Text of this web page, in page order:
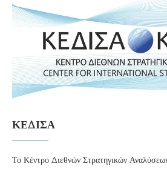
ΚΕΔΙΣΑ
Το Κέντρο Διεθνών Στρατηγικών Αναλύσεων